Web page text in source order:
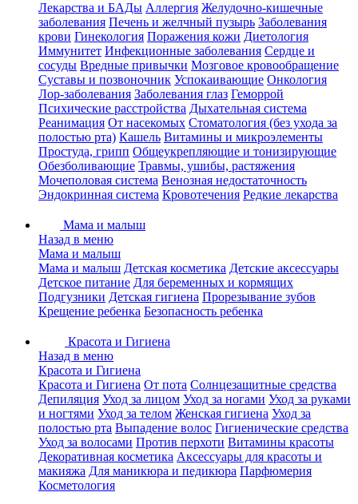
Лекарства и БАДы Аллергия Желудочно-кишечные
заболевания Печень и желчный пузырь Заболевания
крови Гинекология Поражения кожи Диетология
Иммунитет Инфекционные заболевания Сердце и
сосуды Вредные привычки Мозговое кровообращение
Суставы и позвоночник Успокаивающие Онкология
Лор-заболевания Заболевания глаз Геморрой
Психические расстройства Дыхательная система
Реанимация От насекомых Стоматология (без ухода за
полостью рта) Кашель Витамины и микроэлементы
Простуда, грипп Общеукрепляющие и тонизирующие
Обезболивающие Травмы, ушибы, растяжения
Мочеполовая система Венозная недостаточность
Эндокринная система Кровотечения Редкие лекарства
Мама и малыш
Назад в меню
Мама и малыш
Мама и малыш Детская косметика Детские аксессуары
Детское питание Для беременных и кормящих
Подгузники Детская гигиена Прорезывание зубов
Крещение ребенка Безопасность ребенка
Красота и Гигиена
Назад в меню
Красота и Гигиена
Красота и Гигиена От пота Солнцезащитные средства
Депиляция Уход за лицом Уход за ногами Уход за руками
и ногтями Уход за телом Женская гигиена Уход за
полостью рта Выпадение волос Гигиенические средства
Уход за волосами Против перхоти Витамины красоты
Декоративная косметика Аксессуары для красоты и
макияжа Для маникюра и педикюра Парфюмерия
Косметология